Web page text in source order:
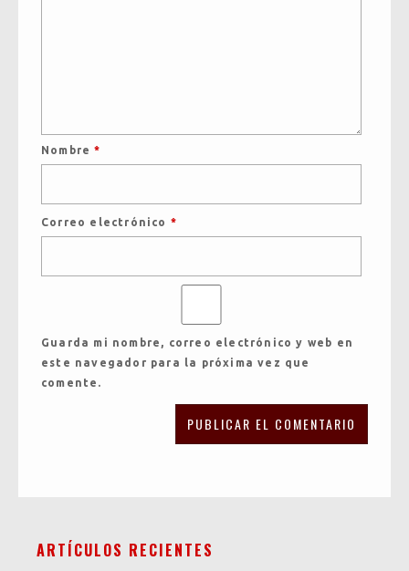
Nombre*
Correo electrónico *
Guarda mi nombre, correo electrónico y web en
este navegador para la próxima vez que
comente.
ARTÍCULOS RECIENTES